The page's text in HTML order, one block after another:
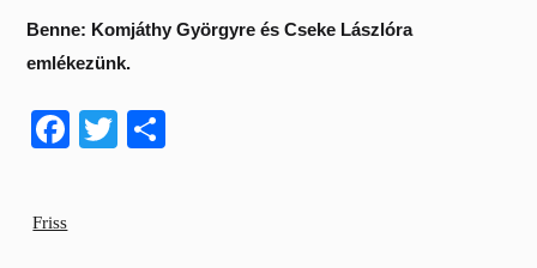
Benne: Komjáthy Györgyre és Cseke Lászlóra
emlékezünk.
Facebook
Twitter
Friss